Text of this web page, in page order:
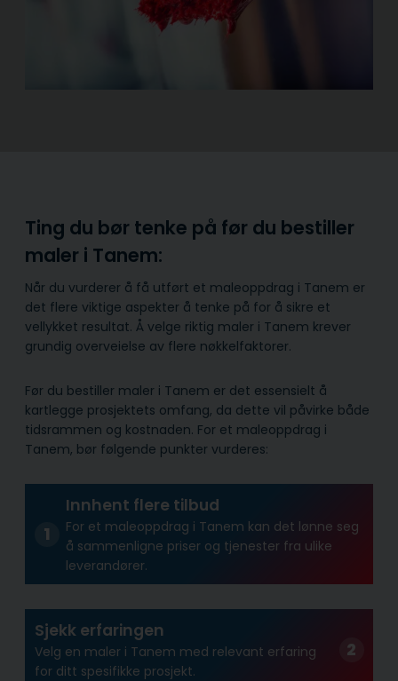
Ting du bør tenke på før du bestiller
maler i Tanem:
Når du vurderer å få utført et maleoppdrag i Tanem er
det flere viktige aspekter å tenke på for å sikre et
vellykket resultat. Å velge riktig maler i Tanem krever
grundig overveielse av flere nøkkelfaktorer.
Før du bestiller maler i Tanem er det essensielt å
kartlegge prosjektets omfang, da dette vil påvirke både
tidsrammen og kostnaden. For et maleoppdrag i
Tanem, bør følgende punkter vurderes:
Innhent flere tilbud
For et maleoppdrag i Tanem kan det lønne seg
å sammenligne priser og tjenester fra ulike
leverandører.
Sjekk erfaringen
Velg en maler i Tanem med relevant erfaring
for ditt spesifikke prosjekt.